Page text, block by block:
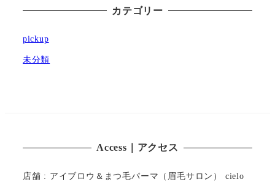
カテゴリー
pickup
未分類
Access｜アクセス
店舗 : アイブロウ＆まつ毛パーマ（眉毛サロン） cielo